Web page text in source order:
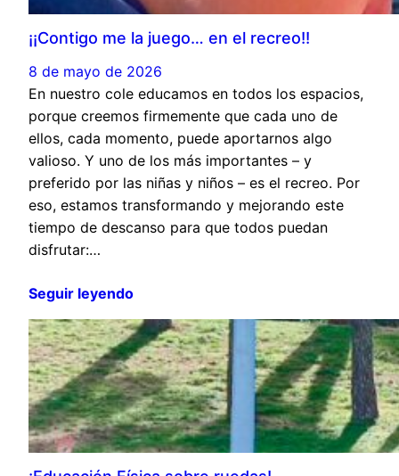
¡¡Contigo me la juego… en el recreo!!
8 de mayo de 2026
En nuestro cole educamos en todos los espacios,
porque creemos firmemente que cada uno de
ellos, cada momento, puede aportarnos algo
valioso. Y uno de los más importantes – y
preferido por las niñas y niños – es el recreo. Por
eso, estamos transformando y mejorando este
tiempo de descanso para que todos puedan
disfrutar:…
Seguir leyendo